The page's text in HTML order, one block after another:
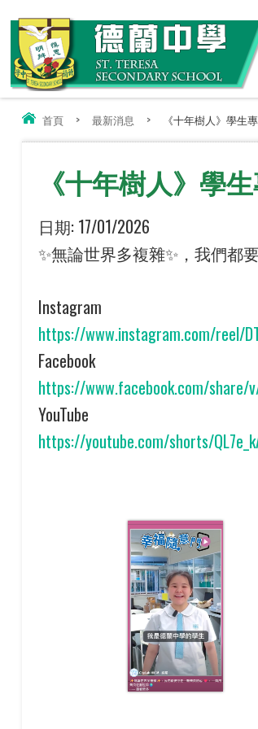
首頁 > 最新消息 > 《十年樹人》學
《十年樹人》學
日期: 17/01/2026
✨無論世界多複雜✨，我們
Instagram
https://www.instagram.com/reel/
Facebook
https://www.facebook.com/share/
YouTube
https://youtube.com/shorts/